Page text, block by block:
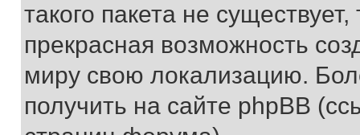
такого пакета не
прекрасная возможность
миру свою локализацию.
получить на сайте phpBB